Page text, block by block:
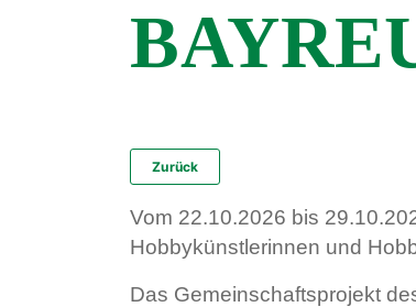
Zurück
Vom 22.10.2026 bis
Hobbykünstlerinnen und
Das Gemeinschaftsprojekt